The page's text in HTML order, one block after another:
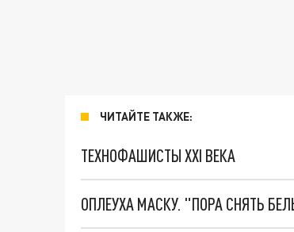
ЧИТАЙТЕ ТАКЖЕ:
ТЕХНОФАШИСТЫ XXI ВЕКА
ОПЛЕУХА МАСКУ. "ПОРА СНЯТЬ